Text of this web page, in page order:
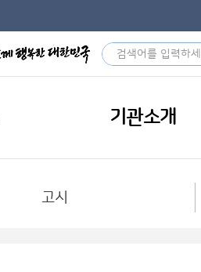
기관소개
고시